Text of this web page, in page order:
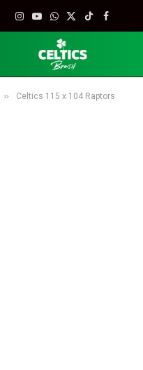
Instagram
YouTube
WhatsApp
X
TikTokFacebook
» Celtics 115 x 104 Raptors